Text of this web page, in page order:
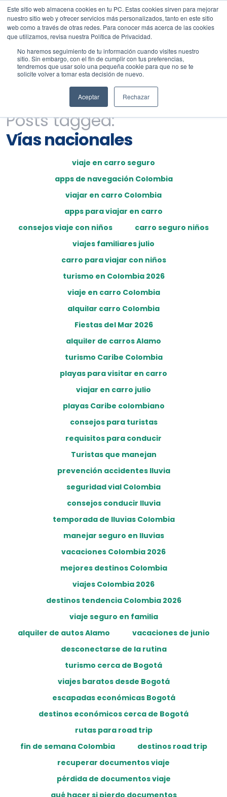
Este sitio web almacena cookies en tu PC. Estas cookies sirven para mejorar
nuestro sitio web y ofrecer servicios más personalizados, tanto en este sitio
web como a través de otras redes. Para conocer más acerca de las cookies
que utilizamos, revisa nuestra Política de Privacidad.
No haremos seguimiento de tu información cuando visites nuestro
sitio. Sin embargo, con el fin de cumplir con tus preferencias,
tendremos que usar solo una pequeña cookie para que no se te
solicite volver a tomar esta decisión de nuevo.
Aceptar Rechazar
Posts tagged:
Vías nacionales
viaje en carro seguro
apps de navegación Colombia
viajar en carro Colombia
apps para viajar en carro
consejos viaje con niños
carro seguro niños
viajes familiares julio
carro para viajar con niños
turismo en Colombia 2026
viaje en carro Colombia
alquilar carro Colombia
Fiestas del Mar 2026
alquiler de carros Alamo
turismo Caribe Colombia
playas para visitar en carro
viajar en carro julio
playas Caribe colombiano
consejos para turistas
requisitos para conducir
Turistas que manejan
prevención accidentes lluvia
seguridad vial Colombia
consejos conducir lluvia
temporada de lluvias Colombia
manejar seguro en lluvias
vacaciones Colombia 2026
mejores destinos Colombia
viajes Colombia 2026
destinos tendencia Colombia 2026
viaje seguro en familia
alquiler de autos Alamo
vacaciones de junio
desconectarse de la rutina
turismo cerca de Bogotá
viajes baratos desde Bogotá
escapadas económicas Bogotá
destinos económicos cerca de Bogotá
rutas para road trip
fin de semana Colombia
destinos road trip
recuperar documentos viaje
pérdida de documentos viaje
qué hacer si pierdo documentos